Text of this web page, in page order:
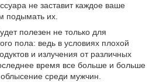
не заставит каждое ваше
подымать их.
полезен не только для
пола: ведь в условиях плохой
и излучения от различных
время все больше и больше
среди мужчин.